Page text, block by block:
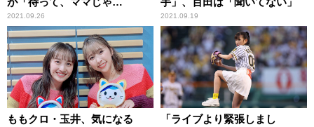
ん……」
2021.09.26 2021.09.19
ももクロ・玉井、気になる
「ライブより緊張しまし